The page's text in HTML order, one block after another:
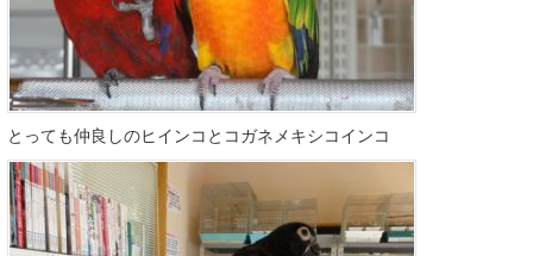
とっても仲良しのヒインコとコガネメキシコインコ